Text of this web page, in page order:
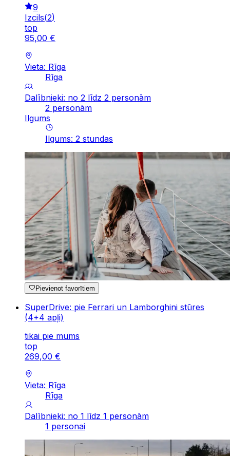
9
Izcils(2)
top
95,00 €
Vieta: Rīga
Rīga
Dalībnieki: no 2 līdz 2 personām
2 personām
Ilgums
Ilgums: 2 stundas
Pievienot favorītiem
SuperDrive: pie Ferrari un Lamborghini stūres
(4+4 apļi)
tikai pie mums
top
269,00 €
Vieta: Rīga
Rīga
Dalībnieki: no 1 līdz 1 personām
1 personai